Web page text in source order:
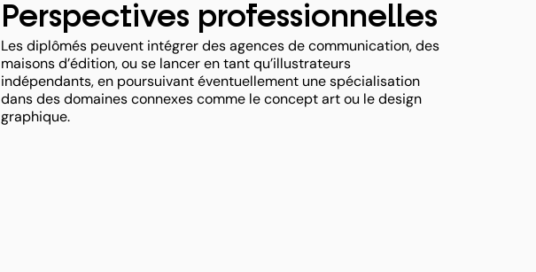
Perspectives professionnelles
Les diplômés peuvent intégrer des agences de communication, des
maisons d’édition, ou se lancer en tant qu’illustrateurs
indépendants, en poursuivant éventuellement une spécialisation
dans des domaines connexes comme le concept art ou le design
graphique.